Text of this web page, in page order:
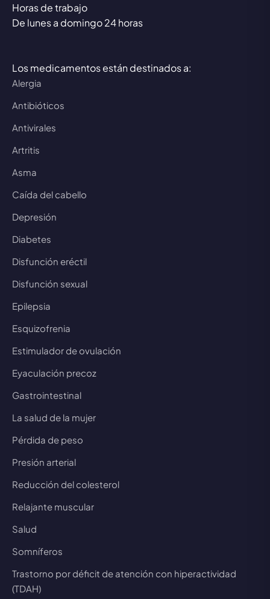
Horas de trabajo
De lunes a domingo 24 horas
Los medicamentos están destinados a:
Alergia
Antibióticos
Antivirales
Artritis
Asma
Caída del cabello
Depresión
Diabetes
Disfunción eréctil
Disfunción sexual
Epilepsia
Esquizofrenia
Estimulador de ovulación
Eyaculación precoz
Gastrointestinal
La salud de la mujer
Pérdida de peso
Presión arterial
Reducción del colesterol
Relajante muscular
Salud
Somníferos
Trastorno por déficit de atención con hiperactividad
(TDAH)